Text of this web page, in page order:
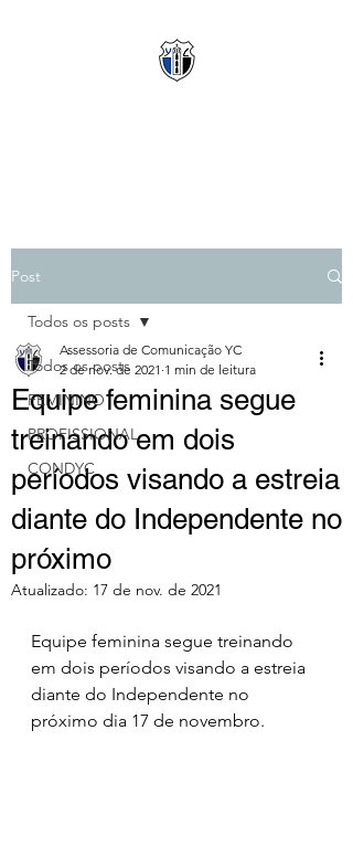
Post
Todos os posts
FEMININO
PROFISSIONAL
CONDYC
Todos os posts
Equipe feminina segue
treinando em dois
períodos visando a estreia
diante do Independente no
próximo
Assessoria de Comunicação YC
2 de nov. de 2021 1 min de leitura
Atualizado: 17 de nov. de 2021
Equipe feminina segue treinando
em dois períodos visando a estreia
diante do Independente no
próximo dia 17 de novembro.